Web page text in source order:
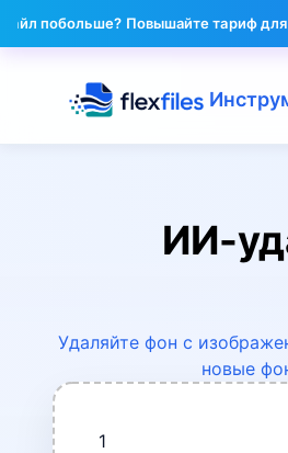
Повышайте тариф для больших
ИИ-
Удаляйте фон с
новые
1